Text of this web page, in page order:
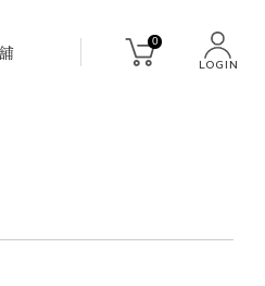
0
LOGIN